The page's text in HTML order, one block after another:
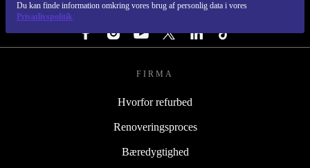
Du kan finde information omkring vores brug af personlig data i vores
Privatlivspolitik
FØLG OS
FIRMA
Hvorfor refurbed
Renoveringsproces
Bæredygtighed